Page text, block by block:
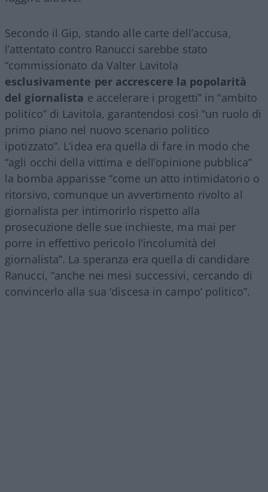
Secondo il Gip, stando alle carte dell’accusa,
l’attentato contro Ranucci sarebbe stato
“commissionato da Valter Lavitola
esclusivamente per accrescere la popolarità
del giornalista e accelerare i progetti” in “ambito
politico” di Lavitola, garantendosi così “un ruolo di
primo piano nel nuovo scenario politico
ipotizzato”. L’idea era quella di fare in modo che
“agli occhi della vittima e dell’opinione pubblica”
la bomba apparisse “come un atto intimidatorio o
ritorsivo, comunque un avvertimento rivolto al
giornalista per intimorirlo rispetto alla
prosecuzione delle sue inchieste, ma mai per
porre in effettivo pericolo l’incolumità del
giornalista”. La speranza era quella di candidare
Ranucci, “anche nei mesi successivi, cercando di
convincerlo alla sua ‘discesa in campo’ politico”.